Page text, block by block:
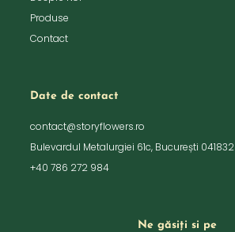
Produse
Contact
Date de contact
contact@storyflowers.ro
Bulevardul Metalurgiei 61c, București 041832
+40 786 272 984
Ne găsiți si pe